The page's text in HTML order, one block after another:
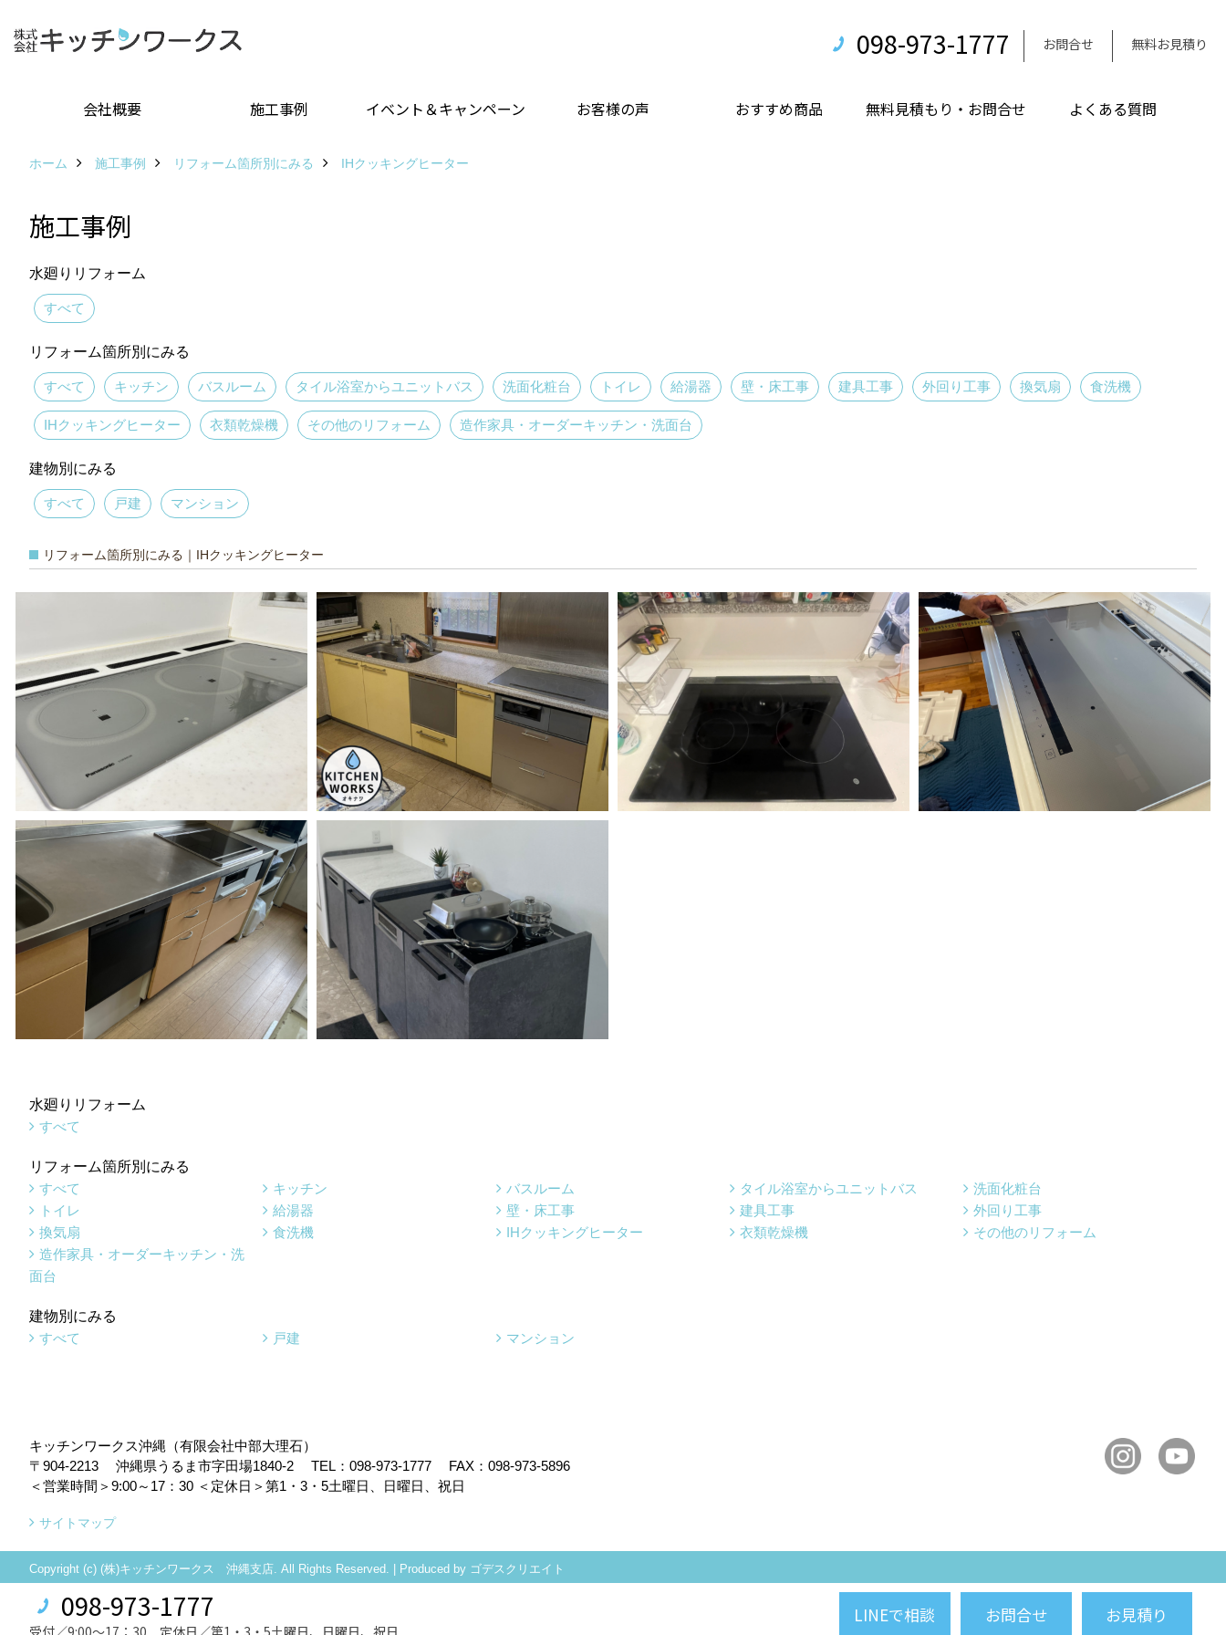
098-973-1777 お問合せ 無料お見積り
会社概要 施工事例 イベント＆キャンペーン お客様の声 おすすめ商品 無料見積もり・お問合せ よくある質問
ホーム 施工事例 リフォーム箇所別にみる IHクッキングヒーター
施工事例
水廻りリフォーム
すべて
リフォーム箇所別にみる
すべて キッチン バスルーム タイル浴室からユニットバス 洗面化粧台 トイレ 給湯器 壁・床工事 建具工事 外回り工事 換気扇 食洗機
IHクッキングヒーター 衣類乾燥機 その他のリフォーム 造作家具・オーダーキッチン・洗面台
建物別にみる
すべて 戸建 マンション
リフォーム箇所別にみる｜IHクッキングヒーター
水廻りリフォーム
すべて
リフォーム箇所別にみる
すべて
キッチン バスルーム タイル浴室からユニットバス
洗面化粧台
トイレ
給湯器 壁・床工事 建具工事
外回り工事
換気扇
食洗機 IHクッキングヒーター 衣類乾燥機
その他のリフォーム
造作家具・オーダーキッチン・洗
面台
建物別にみる
すべて
戸建 マンション
キッチンワークス沖縄（有限会社中部大理石）
〒904-2213
沖縄県うるま市字田場1840-2 TEL： 098-973-1777
FAX：098-973-5896
＜営業時間＞9:00～17：30 ＜定休日＞第1・3・5土曜日、日曜日、祝日
サイトマップ
Copyright (c) (株)キッチンワークス 沖縄支店. All Rights Reserved. | Produced by ゴデスクリエイト
098-973-1777
受付／9:00～17：30 定休日／第1・3・5土曜日、日曜日、祝日
LINEで相談 お問合せ お見積り